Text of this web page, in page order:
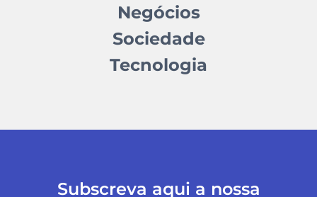
Negócios
Sociedade
Tecnologia
Subscreva aqui a nossa